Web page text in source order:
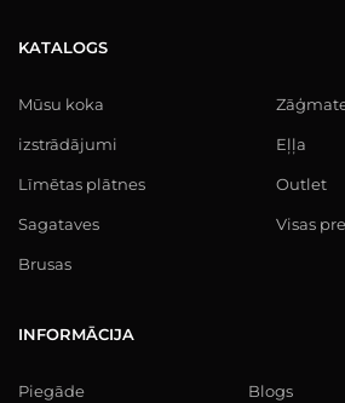
KATALOGS
Mūsu koka
izstrādājumi
Līmētas plātnes
Sagataves
Brusas
Eļļa
Outlet
Visas
INFORMĀCIJA
Piegāde Blogs